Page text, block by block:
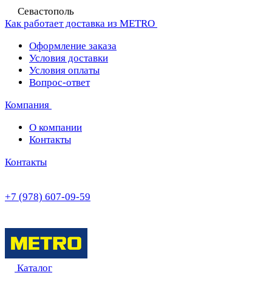
Севастополь
Как работает доставка из METRO
Оформление заказа
Условия доставки
Условия оплаты
Вопрос-ответ
Компания
О компании
Контакты
Контакты
+7 (978) 607-09-59
Каталог